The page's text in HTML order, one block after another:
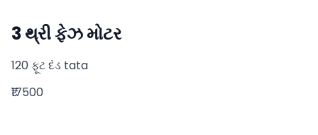
3 થ્રી ફેઝ મોટર
120 ફૂટ દંડ tata
₹17500